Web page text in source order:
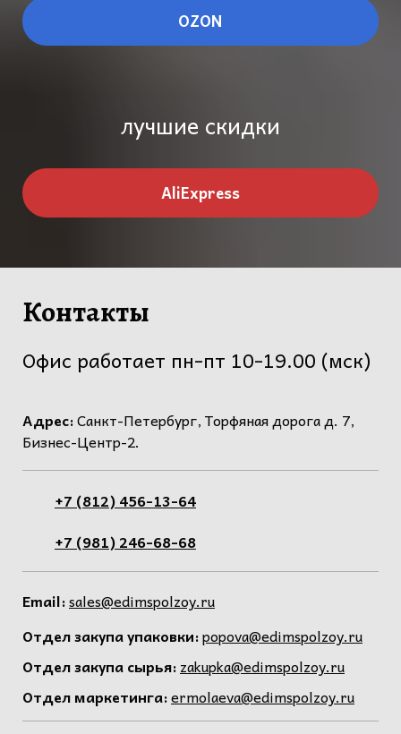
OZON
лучшие скидки
AliExpress
Контакты
Офис работает пн-пт 10-19.00 (мск)
Адрес:Санкт-Петербург, Торфяная дорога д. 7,
Бизнес-Центр-2.
+7 (812) 456-13-64
+7 (981) 246-68-68
Email:sales@edimspolzoy.ru
Отдел закупа упаковки:popova@edimspolzoy.ru
Отдел закупа сырья:zakupka@edimspolzoy.ru
Отдел маркетинга:ermolaeva@edimspolzoy.ru